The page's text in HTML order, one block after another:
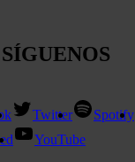
SÍGUENOS
Twitter Spotify
YouTube